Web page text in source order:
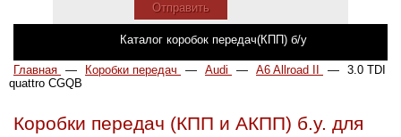
Отправить
Каталог коробок передач(КПП) б/у
Главная — Коробки передач — Audi — A6 Allroad II — 3.0 TDI
quattro CGQB
Коробки передач (КПП и АКПП) б.у. для